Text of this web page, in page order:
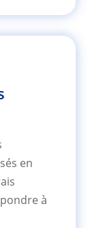
en
à